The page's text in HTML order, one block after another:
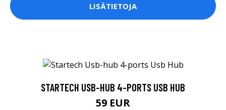
LISÄTIETOJA
STARTECH USB-HUB 4-PORTS USB HUB
59 EUR